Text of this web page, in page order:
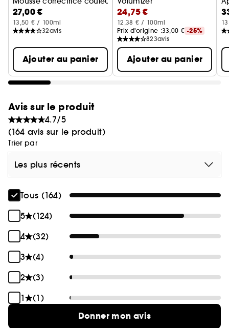
27,00 €
13,50 € / 100ml
32avis
Ajouter au panier
Mousse Cheveux Volumisante
24,75 €
12,38 € / 100ml
Prix d'origine :33,00 € -25%
823avis
Ajouter au panier
Avis sur le produit
4.7/5
(164 avis sur le produit)
Trier par
Les plus récents
Tous (164)
5
(124)
4
(32)
3
(4)
2
(3)
1
(1)
Donner mon avis